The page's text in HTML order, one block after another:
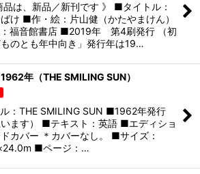
品は、新品／新刊です 》 ■タイトル：
け ■作・絵：片山健（かたやまけん）
福音館書店 ■2019年 第4刷発行 （初
のとも年中向き」発行年は19…
1962年（THE SMILING SUN）
：THE SMILING SUN ■1962年発行
います） ■テキスト：英語 ■エディショ
カバー ＊カバーなし。 ■サイズ：
■ページ：…